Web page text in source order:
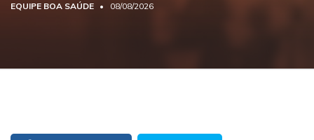
EQUIPE BOA SAÚDE 08/08/2026